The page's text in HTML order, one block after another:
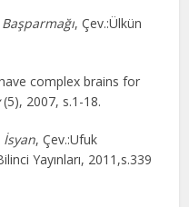
, Çev.:Ülkün
complex brains for
(5), 2007, s.1-18.
İsyan, Çev.:Ufuk
Yayınları, 2011,s.339